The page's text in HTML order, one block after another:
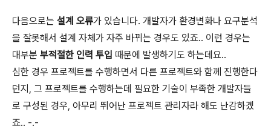
다음으로는 설계 오류가 있습니다. 개발자가 환경변화나 요구분석
을 잘못해서 설계 자체가 자주 바뀌는 경우도 있죠.. 이런 경우는
대부분 부적절한 인력 투입 때문에 발생하기도 하는데요..
심한 경우 프로젝트를 수행하면서 다른 프로젝트와 함께 진행한다
던지, 그 프로젝트를 수행하는데 필요한 기술이 부족한 개발자들
로 구성된 경우, 아무리 뛰어난 프로젝트 관리자라 해도 난감하겠
죠.. -.-